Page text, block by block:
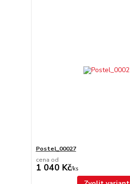
Postel_00027
cena od
1 040 Kč/ks